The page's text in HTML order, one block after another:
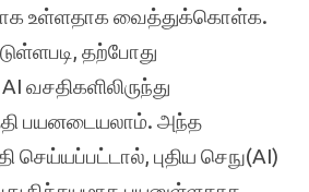
உள்ளதாக வைத்துக்கொள்க.
தற்போது
வசதிகளிலிருந்து
பயனடையலாம். அந்த
செய்யப்பட்டால், புதிய செநு(AI)